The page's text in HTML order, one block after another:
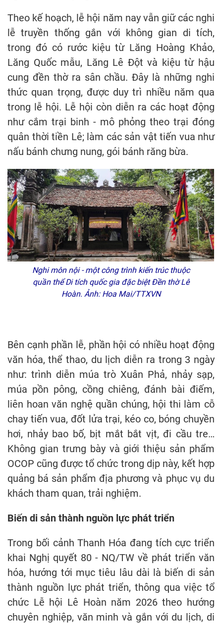
Theo kế hoạch, lễ hội năm nay vẫn giữ các nghi
lễ truyền thống gắn với không gian di tích,
trong đó có rước kiệu từ Lăng Hoàng Khảo,
Lăng Quốc mẫu, Lăng Lê Đột và kiệu từ hậu
cung đền thờ ra sân chầu. Đây là những nghi
thức quan trọng, được duy trì nhiều năm qua
trong lễ hội. Lễ hội còn diễn ra các hoạt động
như cắm trại binh - mô phỏng theo trại đóng
quân thời tiền Lê; làm các sản vật tiến vua như
nấu bánh chưng nung, gói bánh răng bừa.
Nghi môn nội - một công trình kiến trúc thuộc
quần thể Di tích quốc gia đặc biệt Đền thờ Lê
Hoàn. Ảnh: Hoa Mai/TTXVN
Bên cạnh phần lễ, phần hội có nhiều hoạt động
văn hóa, thể thao, du lịch diễn ra trong 3 ngày
như: trình diễn múa trò Xuân Phả, nhảy sạp,
múa pồn pông, cồng chiêng, đánh bài điếm,
liên hoan văn nghệ quần chúng, hội thi làm cỗ
chay tiến vua, đốt lửa trại, kéo co, bóng chuyền
hơi, nhảy bao bố, bịt mắt bắt vịt, đi cầu tre…
Không gian trưng bày và giới thiệu sản phẩm
OCOP cũng được tổ chức trong dịp này, kết hợp
quảng bá sản phẩm địa phương và phục vụ du
khách tham quan, trải nghiệm.
Biến di sản thành nguồn lực phát triển
Trong bối cảnh Thanh Hóa đang tích cực triển
khai Nghị quyết 80 - NQ/TW về phát triển văn
hóa, hướng tới mục tiêu lâu dài là biến di sản
thành nguồn lực phát triển, thông qua việc tổ
chức Lễ hội Lê Hoàn năm 2026 theo hướng
chuyên nghiệp, văn minh và gắn với du lịch, di